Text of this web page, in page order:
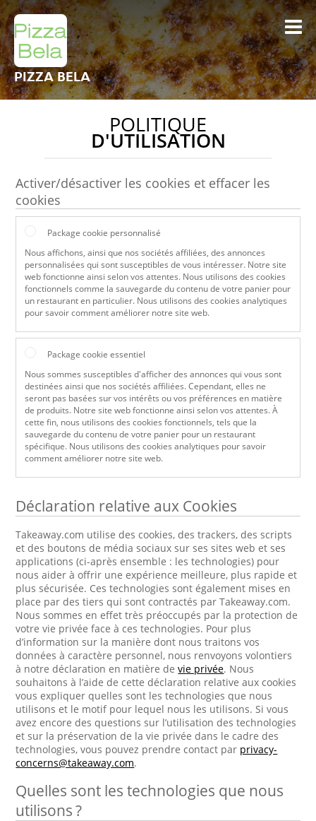
PIZZA BELA
POLITIQUE
D'UTILISATION
Activer/désactiver les cookies et effacer les
cookies
Package cookie personnalisé
Nous affichons, ainsi que nos sociétés affiliées, des annonces
personnalisées qui sont susceptibles de vous intéresser. Notre site
web fonctionne ainsi selon vos attentes. Nous utilisons des cookies
fonctionnels comme la sauvegarde du contenu de votre panier pour
un restaurant en particulier. Nous utilisons des cookies analytiques
pour savoir comment améliorer notre site web.
Package cookie essentiel
Nous sommes susceptibles d'afficher des annonces qui vous sont
destinées ainsi que nos sociétés affiliées. Cependant, elles ne
seront pas basées sur vos intérêts ou vos préférences en matière
de produits. Notre site web fonctionne ainsi selon vos attentes. À
cette fin, nous utilisons des cookies fonctionnels, tels que la
sauvegarde du contenu de votre panier pour un restaurant
spécifique. Nous utilisons des cookies analytiques pour savoir
comment améliorer notre site web.
Déclaration relative aux Cookies
Takeaway.com utilise des cookies, des trackers, des scripts
et des boutons de média sociaux sur ses sites web et ses
applications (ci-après ensemble : les technologies) pour
nous aider à offrir une expérience meilleure, plus rapide et
plus sécurisée. Ces technologies sont également mises en
place par des tiers qui sont contractés par Takeaway.com.
Nous sommes en effet très préoccupés par la protection de
votre vie privée face à ces technologies. Pour plus
d’information sur la manière dont nous traitons vos
données à caractère personnel, nous renvoyons volontiers
à notre déclaration en matière devie privée. Nous
souhaitons à l’aide de cette déclaration relative aux cookies
vous expliquer quelles sont les technologies que nous
utilisons et le motif pour lequel nous les utilisons. Si vous
avez encore des questions sur l’utilisation des technologies
et sur la préservation de la vie privée dans le cadre des
technologies, vous pouvez prendre contact par privacy-
concerns@takeaway.com.
Quelles sont les technologies que nous
utilisons ?